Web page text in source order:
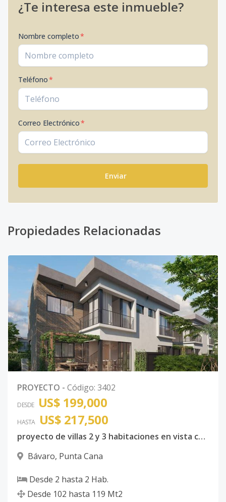
¿Te interesa este inmueble?
Nombre completo*
Teléfono*
Correo Electrónico*
Enviar
Propiedades Relacionadas
PROYECTO - Código: 3402
DESDE US$ 199,000
HASTA US$ 217,500
proyecto de villas 2 y 3 habitaciones en vista cana
Bávaro, Punta Cana
Desde 2 hasta 2 Hab.
Desde 102 hasta 119 Mt2